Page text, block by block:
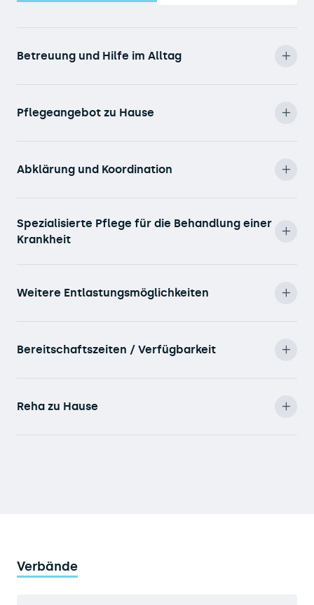
Betreuung und Hilfe im Alltag
Pflegeangebot zu Hause
Abklärung und Koordination
Spezialisierte Pflege für die Behandlung einer
Krankheit
Weitere Entlastungsmöglichkeiten
Bereitschaftszeiten / Verfügbarkeit
Reha zu Hause
Verbände